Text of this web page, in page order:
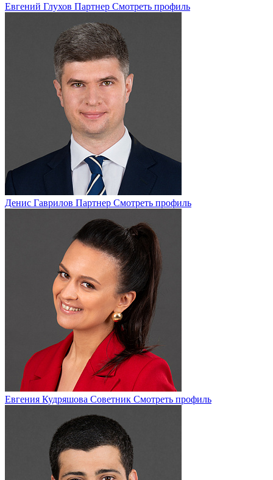
Евгений Глухов Партнер Смотреть профиль
Денис Гаврилов Партнер Смотреть профиль
Евгения Кудряшова Советник Смотреть профиль